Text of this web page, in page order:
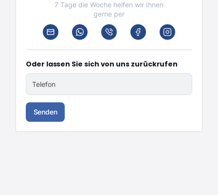
7 Tage die Woche helfen wir Ihnen
gerne per
Oder lassen Sie sich von uns zurückrufen
Telefon
Senden